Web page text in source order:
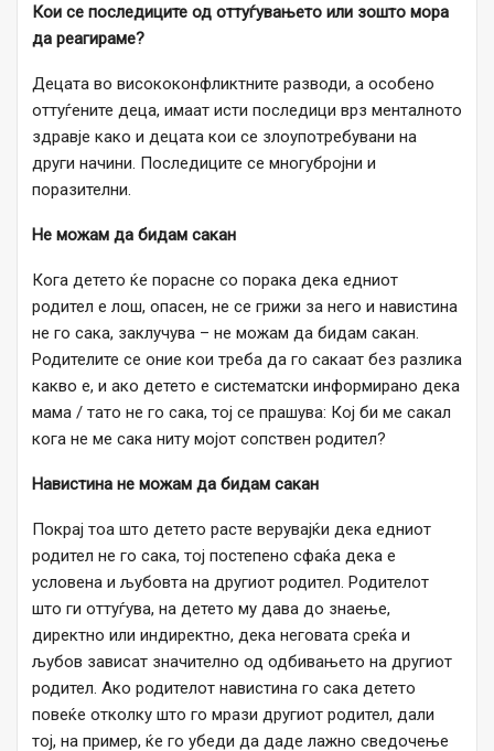
Кои се последиците од оттуѓувањето или зошто мора
да реагираме?
Децата во висококонфликтните разводи, а особено
оттуѓените деца, имаат исти последици врз менталното
здравје како и децата кои се злоупотребувани на
други начини. Последиците се многубројни и
поразителни.
Не можам да бидам сакан
Кога детето ќе порасне со порака дека едниот
родител е лош, опасен, не се грижи за него и навистина
не го сака, заклучува – не можам да бидам сакан.
Родителите се оние кои треба да го сакаат без разлика
какво е, и ако детето е систематски информирано дека
мама / тато не го сака, тој се прашува: Кој би ме сакал
кога не ме сака ниту мојот сопствен родител?
Навистина не можам да бидам сакан
Покрај тоа што детето расте верувајќи дека едниот
родител не го сака, тој постепено сфаќа дека е
условена и љубовта на другиот родител. Родителот
што ги оттуѓува, на детето му дава до знаење,
директно или индиректно, дека неговата среќа и
љубов зависат значително од одбивањето на другиот
родител. Ако родителот навистина го сака детето
повеќе отколку што го мрази другиот родител, дали
тој, на пример, ќе го убеди да даде лажно сведочење